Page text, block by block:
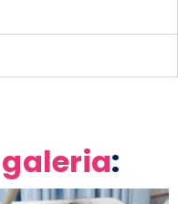
galeria: